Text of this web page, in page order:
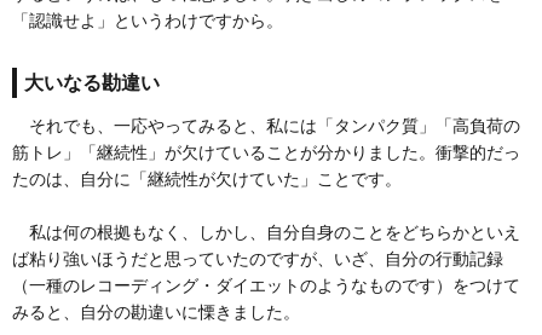
「認識せよ」というわけですから。
大いなる勘違い
それでも、一応やってみると、私には「タンパク質」「高負荷の
筋トレ」「継続性」が欠けていることが分かりました。衝撃的だっ
たのは、自分に「継続性が欠けていた」ことです。
私は何の根拠もなく、しかし、自分自身のことをどちらかといえ
ば粘り強いほうだと思っていたのですが、いざ、自分の行動記録
（一種のレコーディング・ダイエットのようなものです）をつけて
みると、自分の勘違いに慄きました。